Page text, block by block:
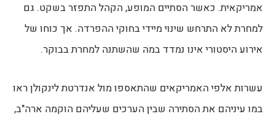
אמריקאית. כאשר הסתיים המופע, הקהל התפזר בשקט. גם
למחרת לא התרחש שינוי מיידי בחוקי ההפרדה. אך כוחו של
אירוע היסטורי אינו נמדד במה שהשתנה למחרת בבוקר.
עשרות אלפי האמריקאים שהתאספו מול אנדרטת לינקולן ראו
במו עיניהם את הסתירה שבין הערכים שעליהם הוקמה ארה"ב,